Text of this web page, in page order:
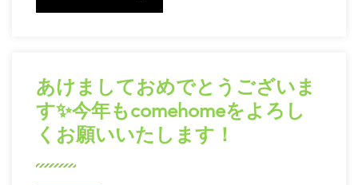
あけましておめでとうございま
す✨今年もcomehomeをよろし
くお願いいたします！